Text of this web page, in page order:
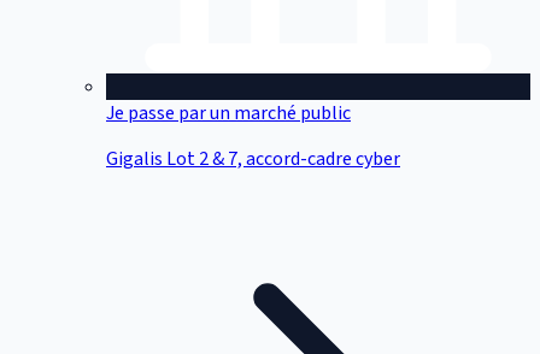
Je passe par un marché public
Gigalis Lot 2 & 7, accord-cadre cyber